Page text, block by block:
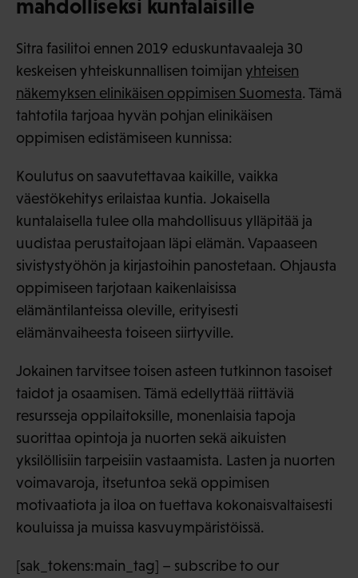
mahdolliseksi kuntalaisille
Sitra fasilitoi ennen 2019 eduskuntavaaleja 30
keskeisen yhteiskunnallisen toimijan yhteisen
näkemyksen elinikäisen oppimisen Suomesta. Tämä
tahtotila tarjoaa hyvän pohjan elinikäisen
oppimisen edistämiseen kunnissa:
Koulutus on saavutettavaa kaikille, vaikka
väestökehitys erilaistaa kuntia. Jokaisella
kuntalaisella tulee olla mahdollisuus ylläpitää ja
uudistaa perustaitojaan läpi elämän. Vapaaseen
sivistystyöhön ja kirjastoihin panostetaan. Ohjausta
oppimiseen tarjotaan kaikenlaisissa
elämäntilanteissa oleville, erityisesti
elämänvaiheesta toiseen siirtyville.
Jokainen tarvitsee toisen asteen tutkinnon tasoiset
taidot ja osaamisen. Tämä edellyttää riittäviä
resursseja oppilaitoksille, monenlaisia tapoja
suorittaa opintoja ja nuorten sekä aikuisten
yksilöllisiin tarpeisiin vastaamista. Lasten ja nuorten
voimavaroja, itsetuntoa sekä oppimisen
motivaatiota ja iloa on tuettava kokonaisvaltaisesti
kouluissa ja muissa kasvuympäristöissä.
[sak_tokens:main_tag] – subscribe to our